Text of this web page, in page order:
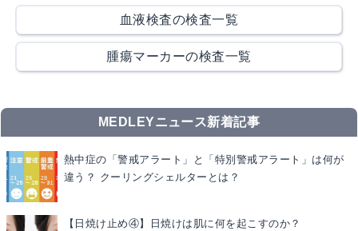
血液検査の検査一覧
腫瘍マーカーの検査一覧
MEDLEYニュース新着記事
熱中症の「警戒アラート」と「特別警戒アラート」は何が
違う？ クーリングシェルターとは？
【日焼け止め④】日焼けは肌に何を起こすのか？